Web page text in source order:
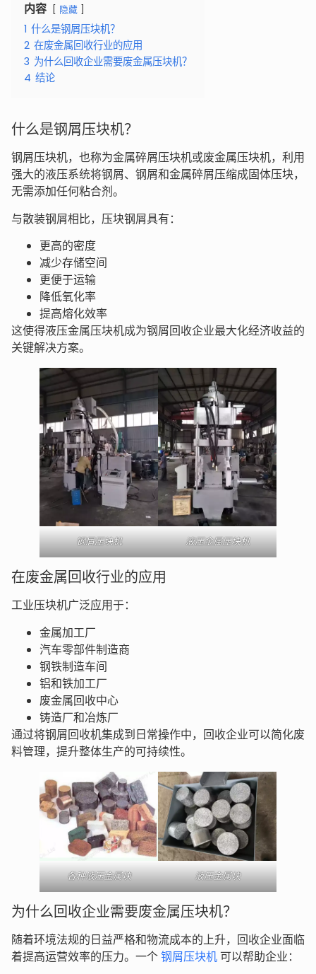
内容 隐藏
1 什么是钢屑压块机？
2 在废金属回收行业的应用
3 为什么回收企业需要废金属压块机？
4 结论
什么是钢屑压块机？
钢屑压块机，也称为金属碎屑压块机或废金属压块机，利用
强大的液压系统将钢屑、钢屑和金属碎屑压缩成固体压块，
无需添加任何粘合剂。
与散装钢屑相比，压块钢屑具有：
更高的密度
减少存储空间
更便于运输
降低氧化率
提高熔化效率
这使得液压金属压块机成为钢屑回收企业最大化经济收益的
关键解决方案。
钢屑压块机 液压金属压块机
在废金属回收行业的应用
工业压块机广泛应用于：
金属加工厂
汽车零部件制造商
钢铁制造车间
铝和铁加工厂
废金属回收中心
铸造厂和冶炼厂
通过将钢屑回收机集成到日常操作中，回收企业可以简化废
料管理，提升整体生产的可持续性。
各种液压金属块 液压金属块
为什么回收企业需要废金属压块机？
随着环境法规的日益严格和物流成本的上升，回收企业面临
着提高运营效率的压力。一个钢屑压块机 可以帮助企业：